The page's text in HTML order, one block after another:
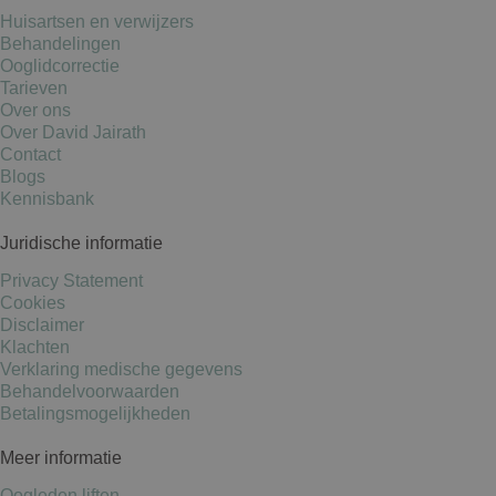
Huisartsen en verwijzers
Behandelingen
Ooglidcorrectie
Tarieven
Over ons
Over David Jairath
Contact
Blogs
Kennisbank
Juridische informatie
Privacy Statement
Cookies
Disclaimer
Klachten
Verklaring medische gegevens
Behandelvoorwaarden
Betalingsmogelijkheden
Meer informatie